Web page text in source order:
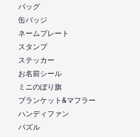
バッグ
缶バッジ
ネームプレート
スタンプ
ステッカー
お名前シール
ミニのぼり旗
ブランケット&マフラー
ハンディファン
パズル